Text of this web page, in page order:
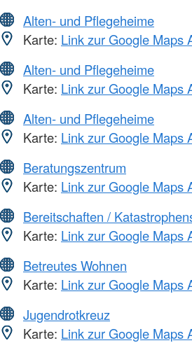
Alten- und Pflegeheime
Karte: Link zur Google Maps
Alten- und Pflegeheime
Karte: Link zur Google Maps
Alten- und Pflegeheime
Karte: Link zur Google Maps
Beratungszentrum
Karte: Link zur Google Maps
Bereitschaften /
Karte: Link zur Google Maps
Betreutes Wohnen
Karte: Link zur Google Maps
Jugendrotkreuz
Karte: Link zur Google Maps